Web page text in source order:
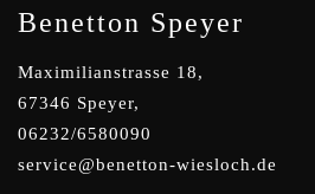
Benetton Speyer
Maximilianstrasse 18,
67346 Speyer,
06232/6580090
service@benetton-wiesloch.de